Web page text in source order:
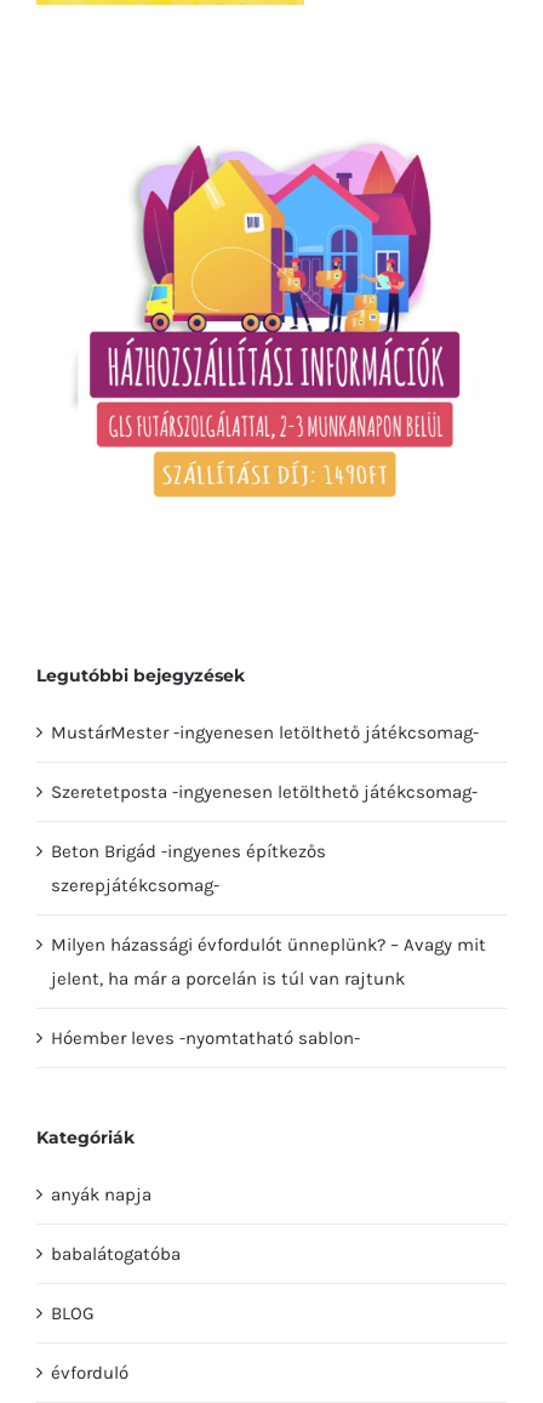
Legutóbbi bejegyzések
MustárMester -ingyenesen letölthető játékcsomag-
Szeretetposta -ingyenesen letölthető játékcsomag-
Beton Brigád -ingyenes építkezős
szerepjátékcsomag-
Milyen házassági évfordulót ünneplünk? – Avagy mit
jelent, ha már a porcelán is túl van rajtunk
Hóember leves -nyomtatható sablon-
Kategóriák
anyák napja
babalátogatóba
BLOG
évforduló